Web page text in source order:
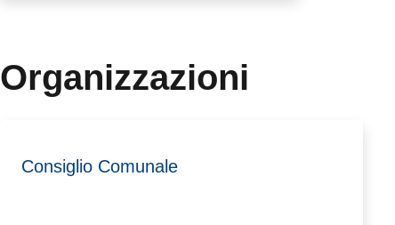
Organizzazioni
Consiglio Comunale